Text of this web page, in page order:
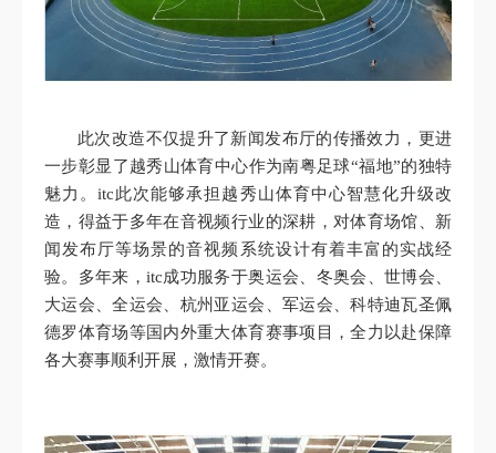
此次改造不仅提升了新闻发布厅的传播效力，更进
一步彰显了越秀山体育中心作为南粤足球“福地”的独特
魅力。itc此次能够承担越秀山体育中心智慧化升级改
造，得益于多年在音视频行业的深耕，对体育场馆、新
闻发布厅等场景的音视频系统设计有着丰富的实战经
验。多年来，itc成功服务于奥运会、冬奥会、世博会、
大运会、全运会、杭州亚运会、军运会、科特迪瓦圣佩
德罗体育场等国内外重大体育赛事项目，全力以赴保障
各大赛事顺利开展，激情开赛。